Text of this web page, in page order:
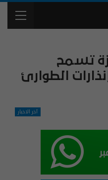
تسمح
الطوارئ
آخر الاخبار